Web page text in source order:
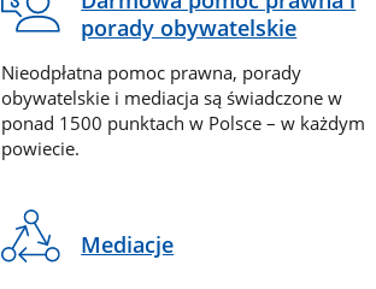
porady obywatelskie
Nieodpłatna pomoc prawna, porady
obywatelskie i mediacja są świadczone w
ponad 1500 punktach w Polsce – w każdym
powiecie.
Mediacje